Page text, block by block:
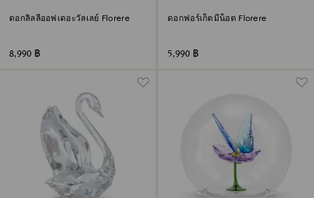
ดอกลิลลี่ออฟเดอะวัลเลย์ Florere
8,990 ฿
ดอกฟอร์เก็ตมีน็อต Florere
5,990 ฿